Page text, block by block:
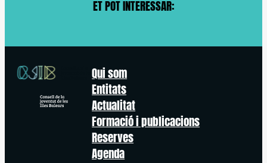
ET POT INTERESSAR:
Qui som
Entitats
Actualitat
Formació i publicacions
Reserves
Agenda